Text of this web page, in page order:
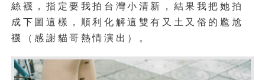
絲襪，指定要我拍台灣小清新，結果我把她拍
成下圖這樣，順利化解這雙有又土又俗的尷尬
襪（感謝貓哥熱情演出）。